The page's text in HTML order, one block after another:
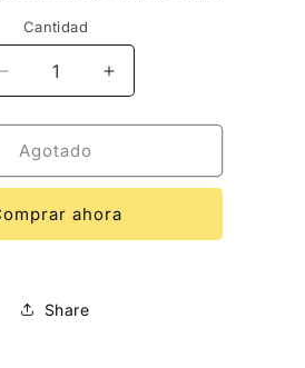
Cantidad
Cantidad
Reducir
cantidad
para
Milk
cleansing
-
Esfolio
Aumentar
cantidad
para
cleansing
-
Esfolio
Agotado
ahora
Share